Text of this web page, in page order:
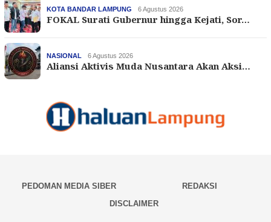
KOTA BANDAR LAMPUNG 6 Agustus 2026
FOKAL Surati Gubernur hingga Kejati, Sor…
NASIONAL 6 Agustus 2026
Aliansi Aktivis Muda Nusantara Akan Aksi…
PEDOMAN MEDIA SIBER
REDAKSI
DISCLAIMER